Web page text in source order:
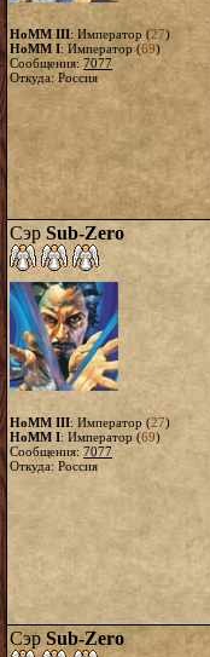
HoMM III: Император (27)
HoMM I: Император (69)
Сообщения: 7077
Откуда: Россия
Сэр Sub-Zero
HoMM III: Император (27)
HoMM I: Император (69)
Сообщения: 7077
Откуда: Россия
Сэр Sub-Zero